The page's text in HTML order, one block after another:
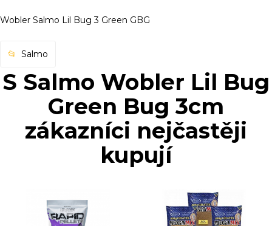
Wobler Salmo Lil Bug 3 Green GBG
Salmo
S Salmo Wobler Lil Bug
Green Bug 3cm
zákazníci nejčastěji
kupují